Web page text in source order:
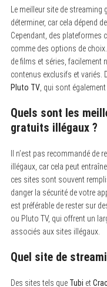
Le meilleur site de
déterminer, car cela dépend
Cependant, des plateformes
comme des options de
de films et séries, facilement
contenus exclusifs et variés.
Pluto TV, qui sont
Quels sont les
gratuits illégaux ?
Il n’est pas recommandé de
illégaux, car cela peut
ces sites sont souvent
danger la sécurité de votre
est préférable de rester sur
ou Pluto TV, qui offrent un
associés aux sites illégaux.
Quel site de
Des sites tels que Tubi et